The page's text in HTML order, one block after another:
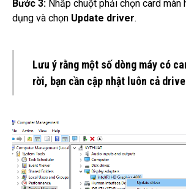
Bước 3: Nhấp chuột phải chọn card màn
dụng và chọn Update driver.
Lưu ý rằng một số dòng máy có
rời, bạn cần cập nhật luôn cả